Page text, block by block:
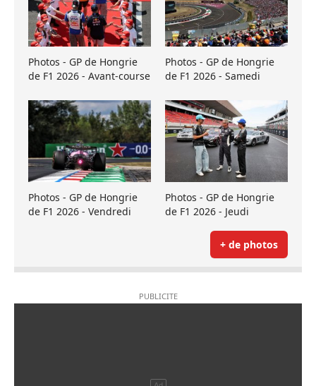
Photos - GP de Hongrie
de F1 2026 - Avant-course
Photos - GP de Hongrie
de F1 2026 - Samedi
Photos - GP de Hongrie
de F1 2026 - Vendredi
Photos - GP de Hongrie
de F1 2026 - Jeudi
+ de photos